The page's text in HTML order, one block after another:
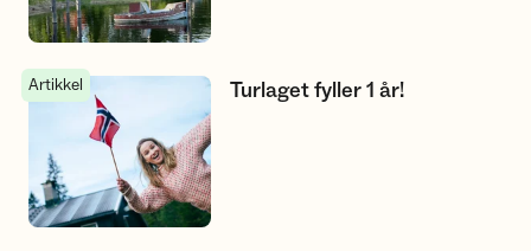
Turlaget fyller 1 år!
Artikkel Turlaget fyller 1 år!